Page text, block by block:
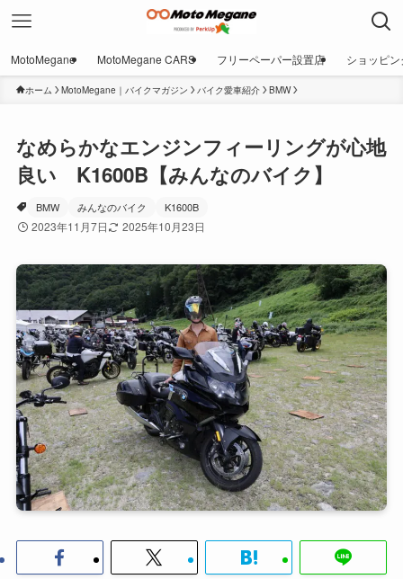
MotoMegane MotoMegane CARS フリーペーパー設置店 ショッピン
ホーム MotoMegane｜バイクマガジン バイク愛車紹介 BMW
なめらかなエンジンフィーリングが心地
良い K1600B【みんなのバイク】
BMW みんなのバイク K1600B
2023年11月7日 2025年10月23日